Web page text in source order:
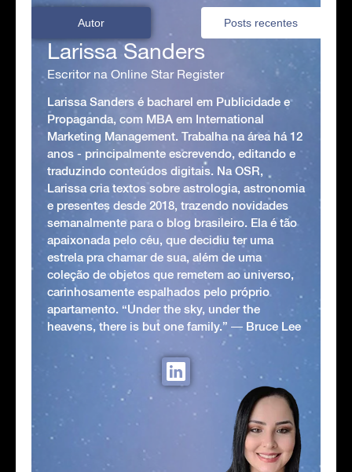
Autor Posts recentes
Larissa Sanders
Escritor na Online Star Register
Larissa Sanders é bacharel em Publicidade e
Propaganda, com MBA em International
Marketing Management. Trabalha na área há 12
anos - principalmente escrevendo, editando e
traduzindo conteúdos digitais. Na OSR,
Larissa cria textos sobre astrologia, astronomia
e presentes desde 2018, trazendo novidades
semanalmente para o blog brasileiro. Ela é tão
apaixonada pelo céu, que decidiu ter uma
estrela pra chamar de sua, além de uma
coleção de objetos que remetem ao universo,
carinhosamente espalhados pelo próprio
apartamento. “Under the sky, under the
heavens, there is but one family.” ― Bruce Lee